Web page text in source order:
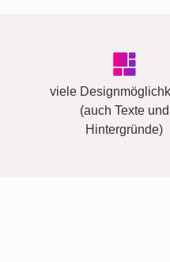
viele
(auch Texte und
Hintergründe)